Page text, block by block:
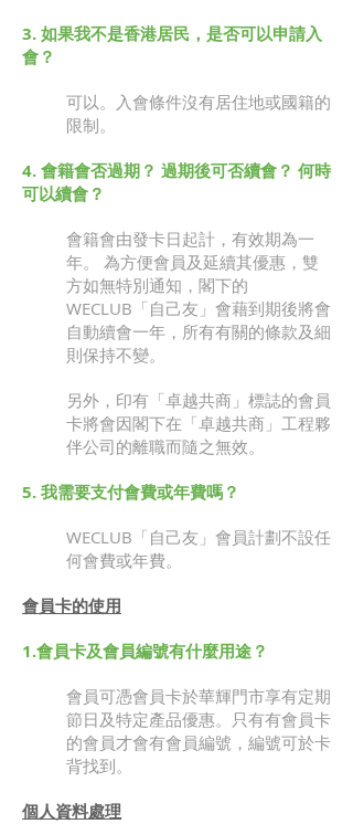
3. 如果我不是香港居民，是否可以申請入
會？
可以。入會條件沒有居住地或國籍的
限制。
4. 會籍會否過期？ 過期後可否續會？ 何時
可以續會？
會籍會由發卡日起計，有效期為一
年。 為方便會員及延續其優惠，雙
方如無特別通知，閣下的
WECLUB「自己友」會藉到期後將會
自動續會一年，所有有關的條款及細
則保持不變。
另外，印有「卓越共商」標誌的會員
卡將會因閣下在「卓越共商」工程夥
伴公司的離職而隨之無效。
5. 我需要支付會費或年費嗎？
WECLUB「自己友」會員計劃不設任
何會費或年費。
會員卡的使用
1.會員卡及會員編號有什麼用途？
會員可憑會員卡於華輝門市享有定期
節日及特定產品優惠。只有有會員卡
的會員才會有會員編號，編號可於卡
背找到。
個人資料處理